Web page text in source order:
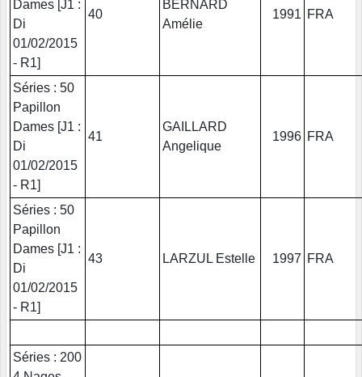
Dames [J1 :
Di
01/02/2015
- R1]
40
BERNARD
Amélie
1991 FRA
Séries : 50
Papillon
Dames [J1 :
Di
01/02/2015
- R1]
41
GAILLARD
Angelique
1996 FRA
Séries : 50
Papillon
Dames [J1 :
Di
01/02/2015
- R1]
43 LARZUL Estelle 1997 FRA
Séries : 200